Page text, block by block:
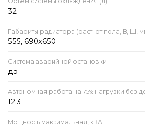
32
Габариты радиатора (раст. от пола, В, Ш,
555, 690х650
Система аварийной остановки
да
Автономная работа на 75% нагрузки без
12.3
Мощность максимальная, кВА